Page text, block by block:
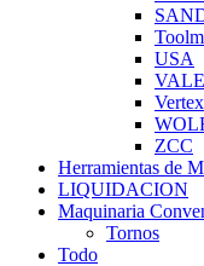
USA
Vertex
ZCC
Herramientas de
LIQUIDACION
Maquinaria
Tornos
Todo